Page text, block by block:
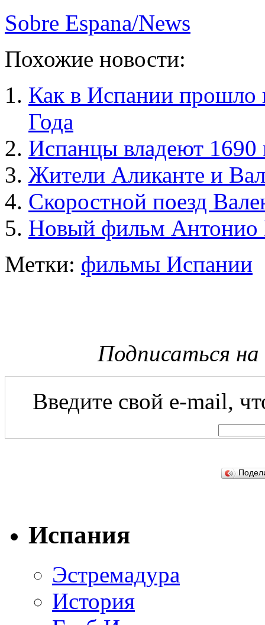
Sobre Espana/News
Похожие новости:
Как в Испании прошло
Года
Испанцы владеют 1690
Жители Аликанте и
Скоростной поезд
Новый фильм Антонио
Метки: фильмы Испании
Подписаться
Введите свой e-mail,
Испания
Эстремадура
История